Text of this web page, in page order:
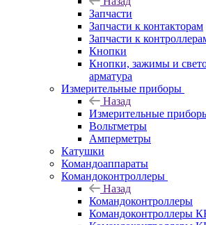
Запчасти
Запчасти к контакторам
Запчасти к
Кнопки
Кнопки, зажимы и
арматура
Измерительные приборы
Назад
Измерительные
Вольтметры
Амперметры
Катушки
Командоаппараты
Командоконтроллеры
Назад
Командоконтроллеры
Командоконтроллеры